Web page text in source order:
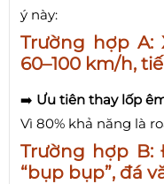
ý này:
Trường hợp A:
60–100 km/h,
➡️ Ưu tiên thay lốp
Vì 80% khả năng là
Trường hợp
“bụp bụp”, đá